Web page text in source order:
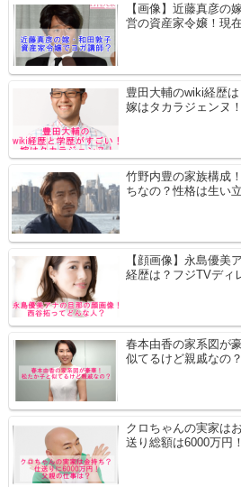
【画像】近藤真彦の
営の資産家令嬢！現
豊田大輔のwiki経歴
嫁はタカラジェンヌ！
竹野内豊の家族構成
ちなの？性格は生い
【顔画像】永島優美
経歴は？フジTVディ
春本由香の家系図が
似てるけど親戚なの？
クロちゃんの実家は
送り総額は6000万円！